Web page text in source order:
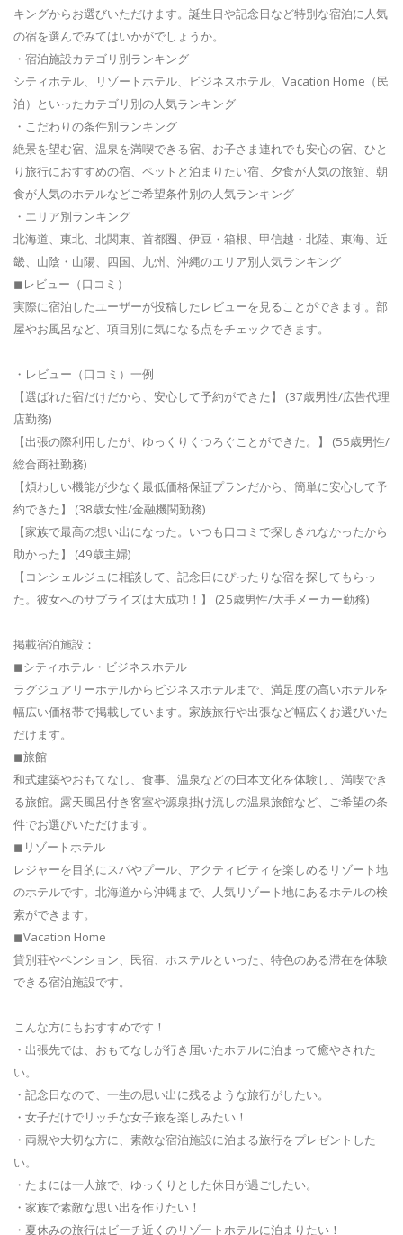
キングからお選びいただけます。誕生日や記念日など特別な宿泊に人気
の宿を選んでみてはいかがでしょうか。
・宿泊施設カテゴリ別ランキング
シティホテル、リゾートホテル、ビジネスホテル、Vacation Home（民
泊）といったカテゴリ別の人気ランキング
・こだわりの条件別ランキング
絶景を望む宿、温泉を満喫できる宿、お子さま連れでも安心の宿、ひと
り旅行におすすめの宿、ペットと泊まりたい宿、夕食が人気の旅館、朝
食が人気のホテルなどご希望条件別の人気ランキング
・エリア別ランキング
北海道、東北、北関東、首都圏、伊豆・箱根、甲信越・北陸、東海、近
畿、山陰・山陽、四国、九州、沖縄のエリア別人気ランキング
◼レビュー（口コミ）
実際に宿泊したユーザーが投稿したレビューを見ることができます。部
屋やお風呂など、項目別に気になる点をチェックできます。
・レビュー（口コミ）一例
【選ばれた宿だけだから、安心して予約ができた】 (37歳男性/広告代理
店勤務)
【出張の際利用したが、ゆっくりくつろぐことができた。】 (55歳男性/
総合商社勤務)
【煩わしい機能が少なく最低価格保証プランだから、簡単に安心して予
約できた】 (38歳女性/金融機関勤務)
【家族で最高の想い出になった。いつも口コミで探しきれなかったから
助かった】 (49歳主婦)
【コンシェルジュに相談して、記念日にぴったりな宿を探してもらっ
た。彼女へのサプライズは大成功！】 (25歳男性/大手メーカー勤務)
掲載宿泊施設：
◼シティホテル・ビジネスホテル
ラグジュアリーホテルからビジネスホテルまで、満足度の高いホテルを
幅広い価格帯で掲載しています。家族旅行や出張など幅広くお選びいた
だけます。
◼旅館
和式建築やおもてなし、食事、温泉などの日本文化を体験し、満喫でき
る旅館。露天風呂付き客室や源泉掛け流しの温泉旅館など、ご希望の条
件でお選びいただけます。
◼リゾートホテル
レジャーを目的にスパやプール、アクティビティを楽しめるリゾート地
のホテルです。北海道から沖縄まで、人気リゾート地にあるホテルの検
索ができます。
◼Vacation Home
貸別荘やペンション、民宿、ホステルといった、特色のある滞在を体験
できる宿泊施設です。
こんな方にもおすすめです！
・出張先では、おもてなしが行き届いたホテルに泊まって癒やされた
い。
・記念日なので、一生の思い出に残るような旅行がしたい。
・女子だけでリッチな女子旅を楽しみたい！
・両親や大切な方に、素敵な宿泊施設に泊まる旅行をプレゼントした
い。
・たまには一人旅で、ゆっくりとした休日が過ごしたい。
・家族で素敵な思い出を作りたい！
・夏休みの旅行はビーチ近くのリゾートホテルに泊まりたい！